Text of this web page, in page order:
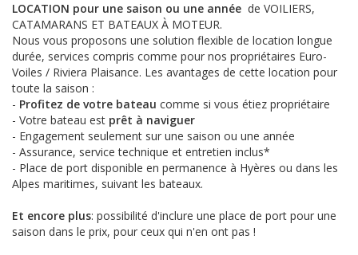
LOCATION pour une saison ou une année de VOILIERS,
CATAMARANS ET BATEAUX À MOTEUR.
Nous vous proposons une solution flexible de location longue
durée, services compris comme pour nos propriétaires Euro-
Voiles / Riviera Plaisance. Les avantages de cette location pour
toute la saison :
- Profitez de votre bateau comme si vous étiez propriétaire
- Votre bateau est prêt à naviguer
- Engagement seulement sur une saison ou une année
- Assurance, service technique et entretien inclus*
- Place de port disponible en permanence à Hyères ou dans les
Alpes maritimes, suivant les bateaux.
Et encore plus: possibilité d'inclure une place de port pour une
saison dans le prix, pour ceux qui n'en ont pas !